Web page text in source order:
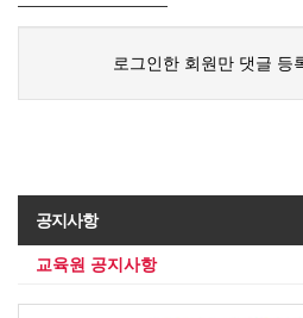
로그인한 회원만 댓글 등
공지사항
교육원 공지사항